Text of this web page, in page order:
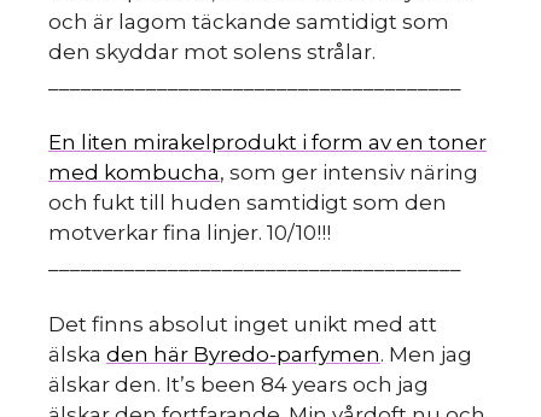
och är lagom täckande samtidigt som
den skyddar mot solens strålar.
En liten mirakelprodukt i form av en toner
med kombucha, som ger intensiv näring
och fukt till huden samtidigt som den
motverkar fina linjer. 10/10!!!
Det finns absolut inget unikt med att
älska den här Byredo-parfymen. Men jag
älskar den. It’s been 84 years och jag